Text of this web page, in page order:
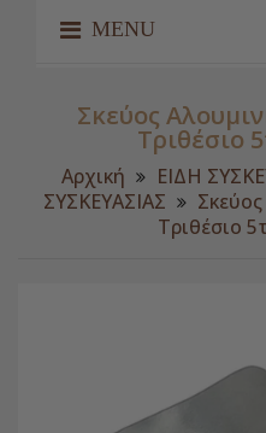
MENU
Σκεύος
Τριθέσιο
Αρχική ΕΙΔΗ
ΣΥΣΚΕΥΑΣΙΑΣ
Τριθέσιο